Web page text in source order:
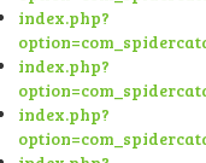
index.php?
index.php?
index.php?